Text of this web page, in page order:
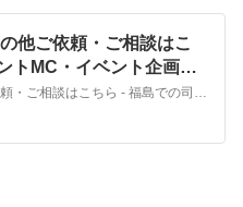
他ご依頼・ご相談はこ
トMC・イベント企画等
。
司会・講演・事務代行・その他ご依頼・ご相談はこちら - 福島での司会・イベントMC・イベント企画等はのりぷろへお任せください。